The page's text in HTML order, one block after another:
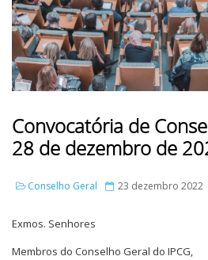
Convocatória de
28 de dezembro de
Conselho Geral 23 dezembro 2022
Exmos. Senhores
Membros do Conselho Geral do IPCG,